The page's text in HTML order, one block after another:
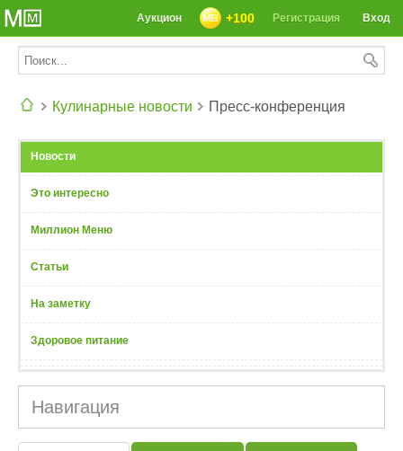
СЕГОДНЯ: 39142 РЕЦЕПТА
Вход
Регистрация
+100
Аукцион
Кулинарные новости Пресс-конференция
Новости
Это интересно
Миллион Меню
Статьи
На заметку
Здоровое питание
Навигация